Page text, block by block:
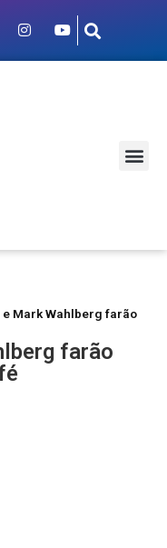
e Mark Wahlberg farão
farão